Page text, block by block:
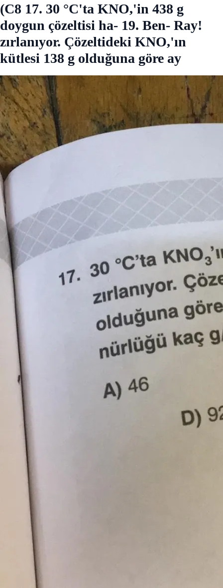
(C8 17. 30 °C'ta KNO,'in 438 g
doygun çözeltisi ha- 19. Ben- Ray!
zırlanıyor. Çözeltideki KNO,'ın
kütlesi 138 g olduğuna göre ay